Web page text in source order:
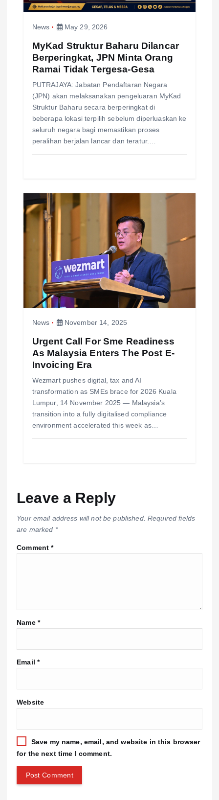
o
News May 29, 2026
MyKad Struktur Baharu Dilancar
Berperingkat, JPN Minta Orang
Ramai Tidak Tergesa-Gesa
PUTRAJAYA: Jabatan Pendaftaran Negara
(JPN) akan melaksanakan pengeluaran MyKad
Struktur Baharu secara berperingkat di
beberapa lokasi terpilih sebelum diperluaskan ke
seluruh negara bagi memastikan proses
peralihan berjalan lancar dan teratur.…
News November 14, 2025
Urgent Call For Sme Readiness
As Malaysia Enters The Post E-
Invoicing Era
Wezmart pushes digital, tax and AI
transformation as SMEs brace for 2026 Kuala
Lumpur, 14 November 2025 — Malaysia’s
transition into a fully digitalised compliance
environment accelerated this week as…
Leave a Reply
Your email address will not be published. Required fields
are marked *
Comment*
Name *
Email *
Website
Save my name, email, and website in this browser
for the next time I comment.